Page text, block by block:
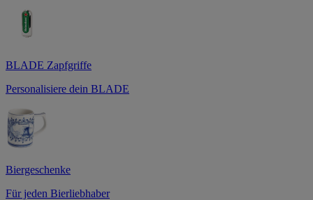
BLADE Zapfgriffe
Personalisiere dein BLADE
Biergeschenke
Für jeden Bierliebhaber